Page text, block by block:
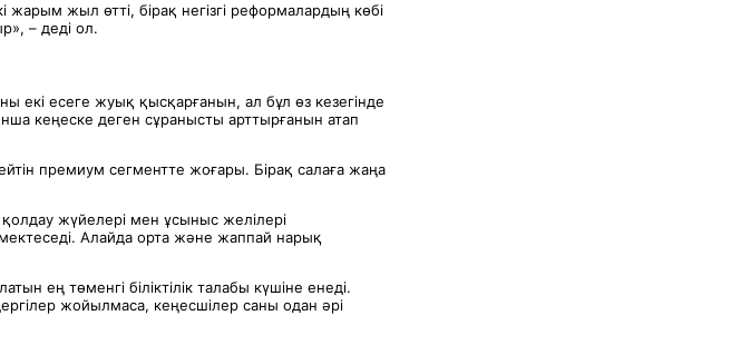
жыл өтті, бірақ негізгі реформалардың көбі
– деді ол.
екі есеге жуық қысқарғанын, ал бұл өз кезегінде
кеңеске деген сұранысты арттырғанын атап
премиум сегментте жоғары. Бірақ салаға жаңа
жүйелері мен ұсыныс желілері
Алайда орта және жаппай нарық
ең төменгі біліктілік талабы күшіне енеді.
жойылмаса, кеңесшілер саны одан әрі